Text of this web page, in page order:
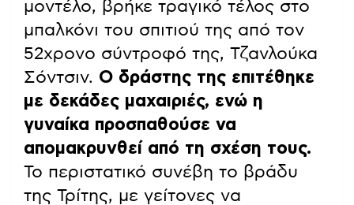
μοντέλο, βρήκε τραγικό τέλος στο
μπαλκόνι του σπιτιού της από τον
52χρονο σύντροφό της, Τζανλούκα
Σόντσιν. Ο δράστης της επιτέθηκε
με δεκάδες μαχαιριές, ενώ η
γυναίκα προσπαθούσε να
απομακρυνθεί από τη σχέση τους.
Το περιστατικό συνέβη το βράδυ
της Τρίτης, με γείτονες να